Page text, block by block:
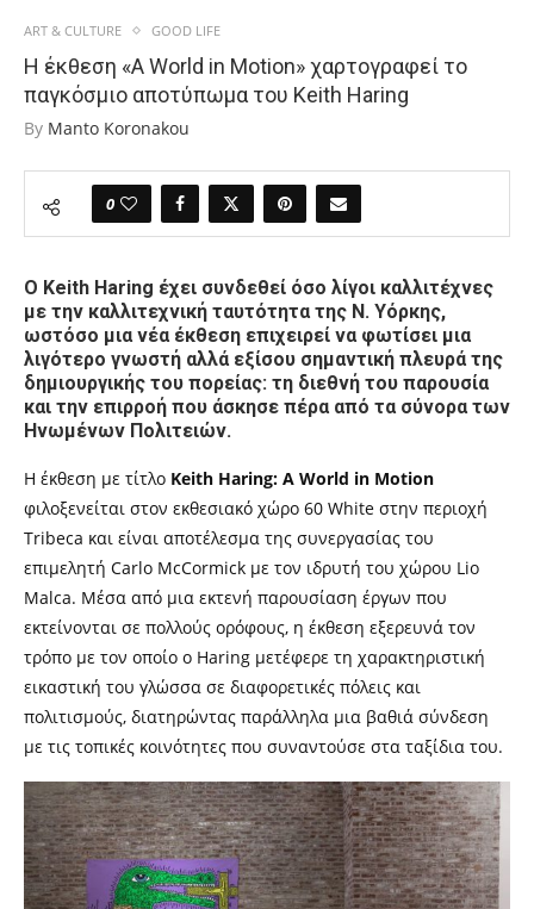
ART & CULTURE GOOD LIFE
Η έκθεση «A World in Motion» χαρτογραφεί το
παγκόσμιο αποτύπωμα του Keith Haring
By Manto Koronakou
0
Ο Keith Haring έχει συνδεθεί όσο λίγοι καλλιτέχνες
με την καλλιτεχνική ταυτότητα της Ν. Υόρκης,
ωστόσο μια νέα έκθεση επιχειρεί να φωτίσει μια
λιγότερο γνωστή αλλά εξίσου σημαντική πλευρά της
δημιουργικής του πορείας: τη διεθνή του παρουσία
και την επιρροή που άσκησε πέρα από τα σύνορα των
Ηνωμένων Πολιτειών.
Η έκθεση με τίτλο Keith Haring: A World in Motion
φιλοξενείται στον εκθεσιακό χώρο 60 White στην περιοχή
Tribeca και είναι αποτέλεσμα της συνεργασίας του
επιμελητή Carlo McCormick με τον ιδρυτή του χώρου Lio
Malca. Μέσα από μια εκτενή παρουσίαση έργων που
εκτείνονται σε πολλούς ορόφους, η έκθεση εξερευνά τον
τρόπο με τον οποίο ο Haring μετέφερε τη χαρακτηριστική
εικαστική του γλώσσα σε διαφορετικές πόλεις και
πολιτισμούς, διατηρώντας παράλληλα μια βαθιά σύνδεση
με τις τοπικές κοινότητες που συναντούσε στα ταξίδια του.